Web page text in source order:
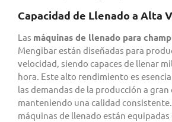
Capacidad de Llenado a Alta
Las máquinas de llenado para
Mengibar están diseñadas para
velocidad, siendo capaces de llenar
hora. Este alto rendimiento es
las demandas de la producción a gran
manteniendo una calidad
máquinas de llenado están